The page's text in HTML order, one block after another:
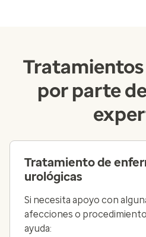
por parte
Tratamiento de
urológicas
Si necesita apoyo con
afecciones o
ayuda: